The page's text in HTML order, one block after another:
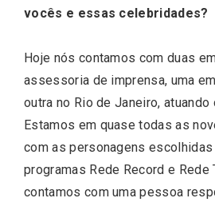
vocês e essas celebridades?
Hoje nós contamos com duas
assessoria de imprensa, uma
outra no Rio de Janeiro, atuando
Estamos em quase todas as
com as personagens escolhidas
programas Rede Record e Rede
contamos com uma pessoa